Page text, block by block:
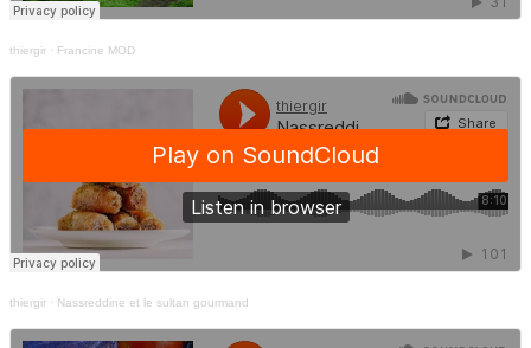
thiergir · Francine MOD
thiergir · Nassreddine et le sultan gourmand